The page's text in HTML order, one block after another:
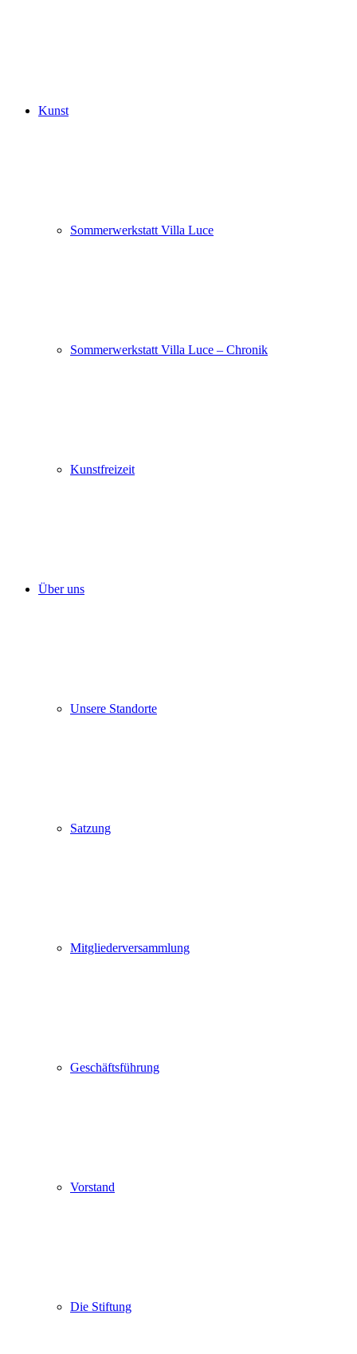
Kunst
Sommerwerkstatt Villa Luce
Sommerwerkstatt Villa Luce – Chronik
Kunstfreizeit
Über uns
Unsere Standorte
Satzung
Mitgliederversammlung
Geschäftsführung
Vorstand
Die Stiftung